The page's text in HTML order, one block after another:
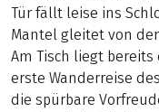
Tür fällt leise ins
Mantel gleitet von
Am Tisch liegt
erste Wanderreise
die spürbare